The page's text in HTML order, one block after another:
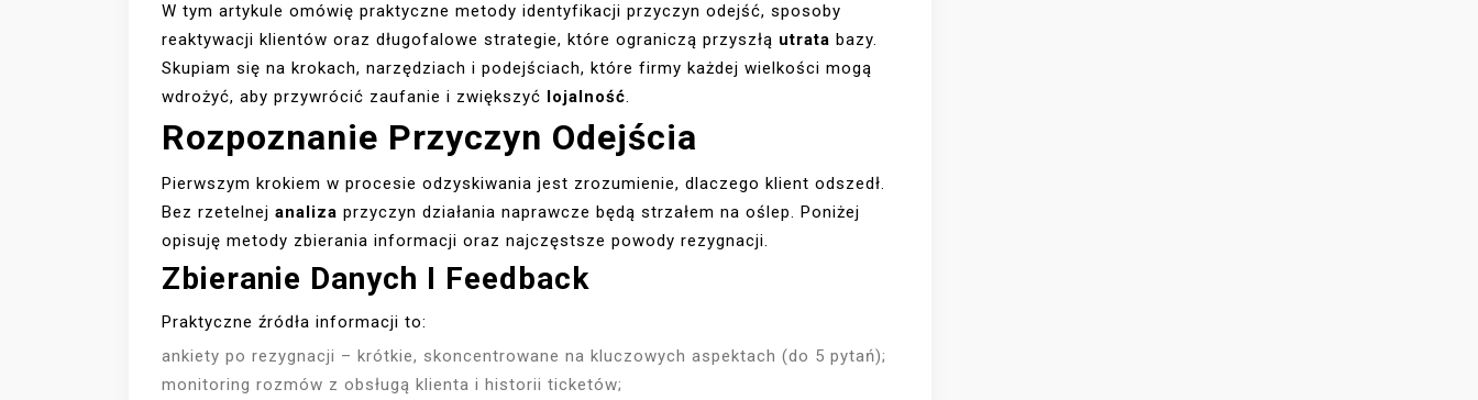
W tym artykule omówię praktyczne metody identyfikacji przyczyn odejść, sposoby
reaktywacji klientów oraz długofalowe strategie, które ograniczą przyszłą utrata bazy.
Skupiam się na krokach, narzędziach i podejściach, które firmy każdej wielkości mogą
wdrożyć, aby przywrócić zaufanie i zwiększyć lojalność.
Rozpoznanie Przyczyn Odejścia
Pierwszym krokiem w procesie odzyskiwania jest zrozumienie, dlaczego klient odszedł.
Bez rzetelnej analiza przyczyn działania naprawcze będą strzałem na oślep. Poniżej
opisuję metody zbierania informacji oraz najczęstsze powody rezygnacji.
Zbieranie Danych I Feedback
Praktyczne źródła informacji to:
ankiety po rezygnacji – krótkie, skoncentrowane na kluczowych aspektach (do 5 pytań);
monitoring rozmów z obsługą klienta i historii ticketów;